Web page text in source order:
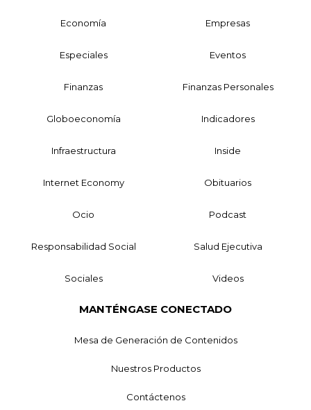
Economía Empresas
Especiales Eventos
Finanzas Finanzas Personales
Globoeconomía Indicadores
Infraestructura Inside
Internet Economy Obituarios
Ocio Podcast
Responsabilidad Social Salud Ejecutiva
Sociales Videos
MANTÉNGASE CONECTADO
Mesa de Generación de Contenidos
Nuestros Productos
Contáctenos